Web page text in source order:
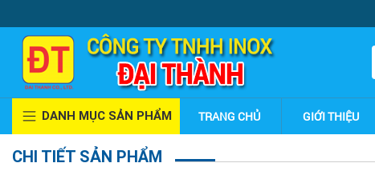
DANH MỤC SẢN PHẨM TRANG CHỦ GIỚI THIỆU
CHI TIẾT SẢN PHẨM